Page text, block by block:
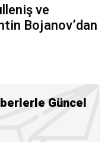
ve
Bojanov’dan
Güncel